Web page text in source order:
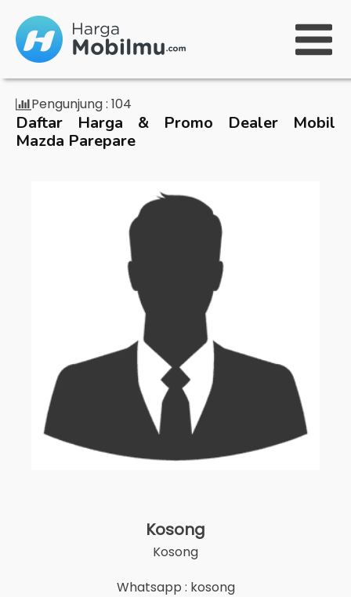
Pengunjung : 104
Daftar Harga & Promo Dealer Mobil
Mazda Parepare
Kosong
Kosong
Whatsapp : kosong